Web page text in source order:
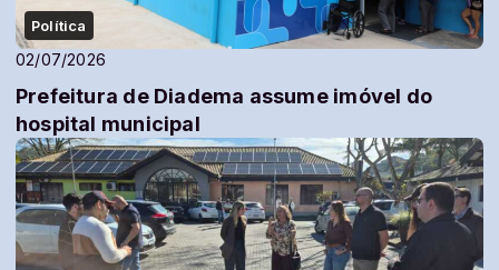
Política
02/07/2026
Prefeitura de Diadema assume imóvel do
hospital municipal